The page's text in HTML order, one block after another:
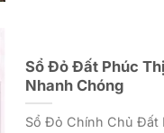
Sổ Đỏ Đất Phúc
Nhanh Chóng
Sổ Đỏ Chính Chủ Đất